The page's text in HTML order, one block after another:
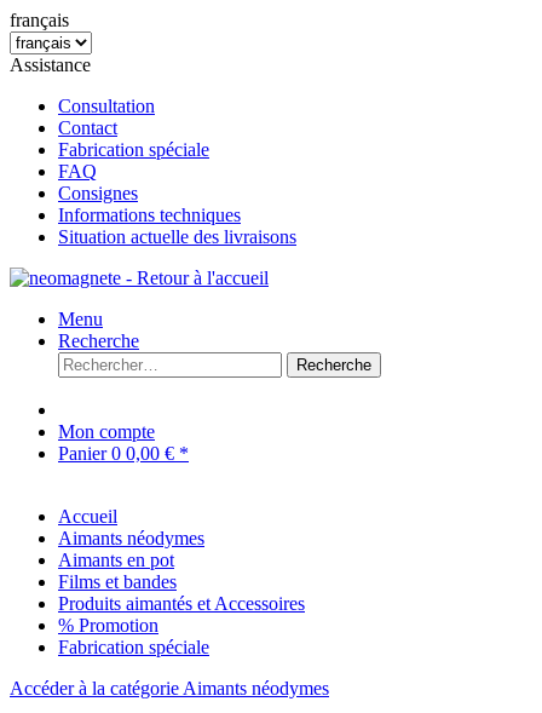
français
Assistance
Consultation
Contact
Fabrication spéciale
FAQ
Consignes
Informations techniques
Situation actuelle des livraisons
Menu
Recherche
Recherche
Mon compte
Panier0 0,00 € *
Accueil
Aimants néodymes
Aimants en pot
Films et bandes
Produits aimantés et Accessoires
% Promotion
Fabrication spéciale
Accéder à la catégorie Aimants néodymes